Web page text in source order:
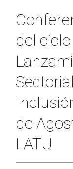
del
de
LATU